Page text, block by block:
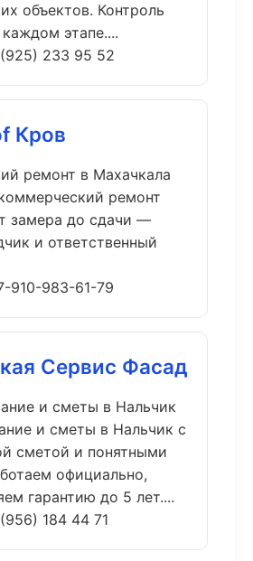
объектов. Контроль
этапе....
233 95 52
Кров
ремонт в Махачкала
ремонт
замера до сдачи —
и ответственный
910-983-61-79
Сервис Фасад
и сметы в Нальчик
и сметы в Нальчик с
сметой и понятными
официально,
гарантию до 5 лет....
184 44 71